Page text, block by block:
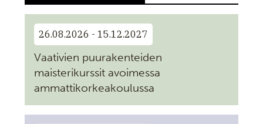
26.08.2026 - 15.12.2027
Vaativien puurakenteiden
maisterikurssit avoimessa
ammattikorkeakoulussa